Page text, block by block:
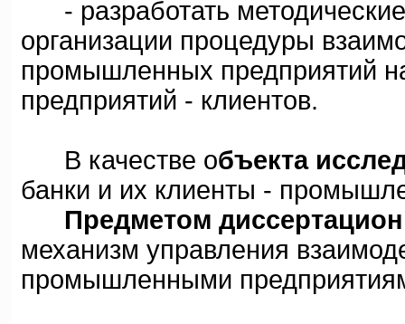
- разработать
организации процедуры
промышленных предприятий
предприятий - клиентов.
В качестве объекта
банки и их клиенты -
Предметом
механизм управления
промышленными